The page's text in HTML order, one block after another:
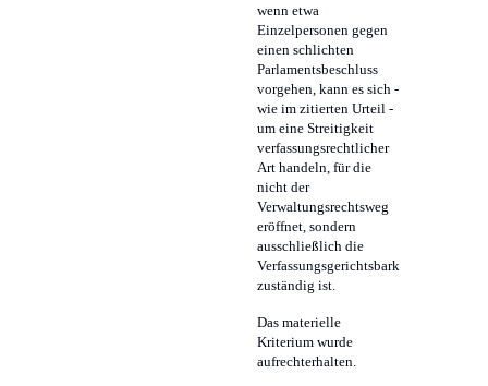
wenn etwa
Einzelpersonen gegen
einen schlichten
Parlamentsbeschluss
vorgehen, kann es sich -
wie im zitierten Urteil -
um eine Streitigkeit
verfassungsrechtlicher
Art handeln, für die
nicht der
Verwaltungsrechtsweg
eröffnet, sondern
ausschließlich die
Verfassungsgerichtsbarkeit
zuständig ist.
Das materielle
Kriterium wurde
aufrechterhalten.